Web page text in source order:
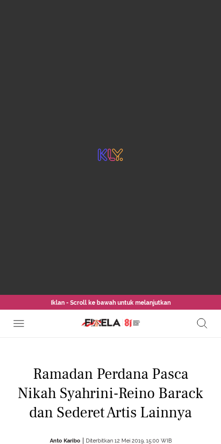
Iklan - Scroll ke bawah untuk melanjutkan
Ramadan Perdana Pasca
Nikah Syahrini-Reino Barack
dan Sederet Artis Lainnya
Anto Karibo Diterbitkan 12 Mei 2019, 15:00 WIB